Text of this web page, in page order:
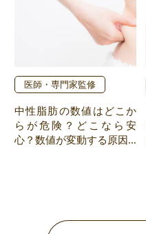
医師・専門家監修
中性脂肪の数値はどこか
らが危険？どこなら安
心？数値が変動する原因...